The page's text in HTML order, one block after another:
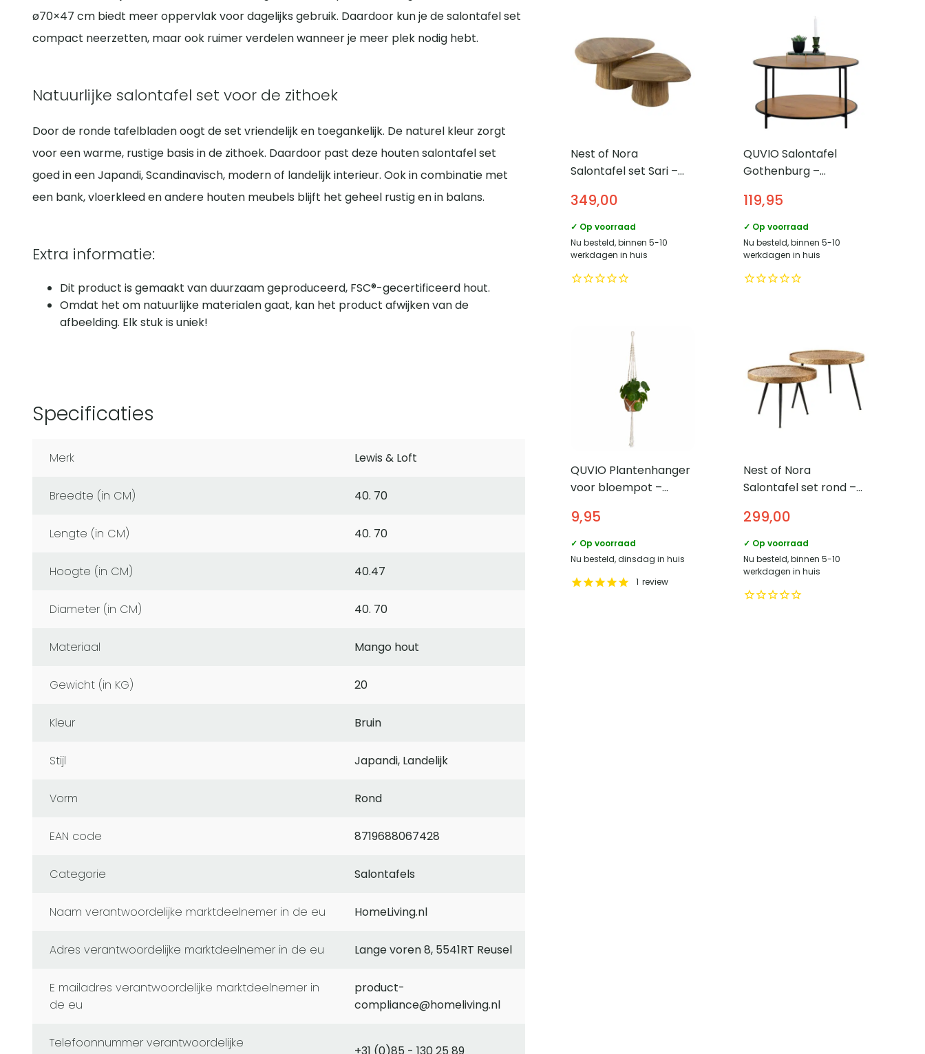
ø70×47 cm biedt meer oppervlak voor dagelijks gebruik. Daardoor kun je de salontafel set
compact neerzetten, maar ook ruimer verdelen wanneer je meer plek nodig hebt.
Natuurlijke salontafel set voor de zithoek
Door de ronde tafelbladen oogt de set vriendelijk en toegankelijk. De naturel kleur zorgt
voor een warme, rustige basis in de zithoek. Daardoor past deze houten salontafel set
goed in een Japandi, Scandinavisch, modern of landelijk interieur. Ook in combinatie met
een bank, vloerkleed en andere houten meubels blijft het geheel rustig en in balans.
Extra informatie:
Dit product is gemaakt van duurzaam geproduceerd, FSC®-gecertificeerd hout.
Omdat het om natuurlijke materialen gaat, kan het product afwijken van de
afbeelding. Elk stuk is uniek!
Specificaties
Merk Lewis & Loft
Breedte (in CM) 40. 70
Lengte (in CM) 40. 70
Hoogte (in CM) 40.47
Diameter (in CM) 40. 70
Materiaal Mango hout
Gewicht (in KG) 20
Kleur Bruin
Stijl Japandi, Landelijk
Vorm Rond
EAN code 8719688067428
Categorie Salontafels
naam verantwoordelijke marktdeelnemer in de eu HomeLiving.nl
adres verantwoordelijke marktdeelnemer in de eu Lange voren 8, 5541RT Reusel
e mailadres verantwoordelijke marktdeelnemer in
de eu
product-
compliance@homeliving.nl
telefoonnummer verantwoordelijke
Nest of Nora
Salontafel set Sari –
Massief mangohout
349,00
✓ Op voorraad
Nu besteld, binnen 5-10
werkdagen in huis
QUVIO Salontafel
Gothenburg –
Zwart frame – Ø80×45
cm
119,95
✓ Op voorraad
Nu besteld, binnen 5-10
werkdagen in huis
QUVIO Plantenhanger
voor bloempot –
9,95
✓ Op voorraad
Nu besteld, dinsdag in huis
1 review
Nest of Nora
Salontafel set rond –
Antiek brons
299,00
✓ Op voorraad
Nu besteld, binnen 5-10
werkdagen in huis